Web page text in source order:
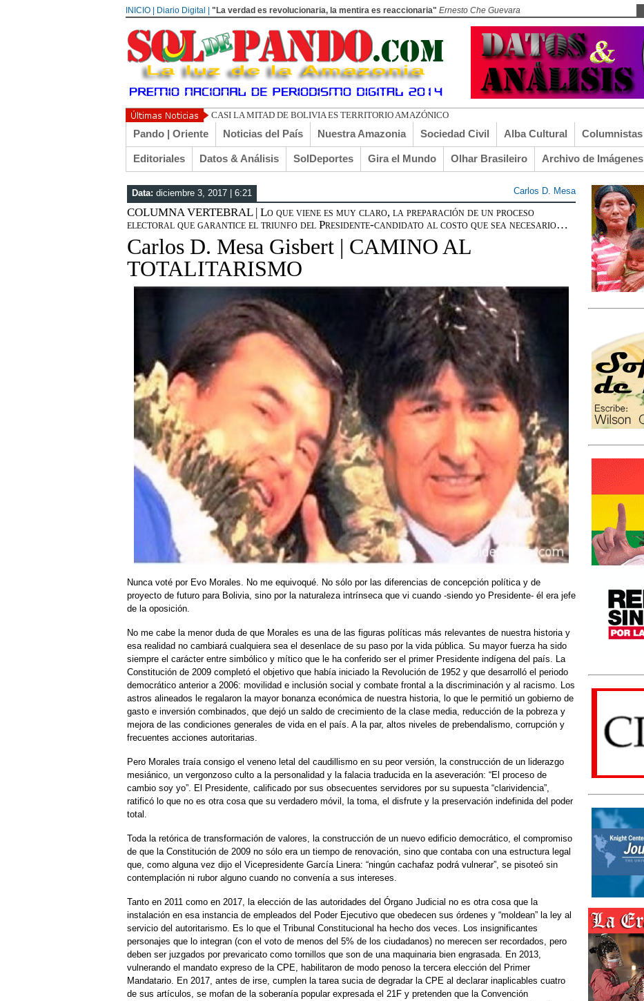
INICIO | Diario Digital | "La verdad es revolucionaria, la mentira es reaccionaria" Ernesto Che Guevara
UN L
Pando | Oriente Noticias del País Nuestra Amazonia Sociedad Civil Alba Cultural Columnistas
Editoriales Datos & Análisis SolDeportes Gira el Mundo Olhar Brasileiro Archivo de Imágenes
Data: diciembre 3, 2017 | 6:21 Carlos D. Mesa
COLUMNA VERTEBRAL | Lo que viene es muy claro, la preparación de un proceso
electoral que garantice el triunfo del Presidente-candidato al costo que sea necesario…
Carlos D. Mesa Gisbert | CAMINO AL
TOTALITARISMO
Nunca voté por Evo Morales. No me equivoqué. No sólo por las diferencias de concepción política y de
proyecto de futuro para Bolivia, sino por la naturaleza intrínseca que vi cuando -siendo yo Presidente- él era jefe
de la oposición.
No me cabe la menor duda de que Morales es una de las figuras políticas más relevantes de nuestra historia y
esa realidad no cambiará cualquiera sea el desenlace de su paso por la vida pública. Su mayor fuerza ha sido
siempre el carácter entre simbólico y mítico que le ha conferido ser el primer Presidente indígena del país. La
Constitución de 2009 completó el objetivo que había iniciado la Revolución de 1952 y que desarrolló el periodo
democrático anterior a 2006: movilidad e inclusión social y combate frontal a la discriminación y al racismo. Los
astros alineados le regalaron la mayor bonanza económica de nuestra historia, lo que le permitió un gobierno de
gasto e inversión combinados, que dejó un saldo de crecimiento de la clase media, reducción de la pobreza y
mejora de las condiciones generales de vida en el país. A la par, altos niveles de prebendalismo, corrupción y
frecuentes acciones autoritarias.
Pero Morales traía consigo el veneno letal del caudillismo en su peor versión, la construcción de un liderazgo
mesiánico, un vergonzoso culto a la personalidad y la falacia traducida en la aseveración: “El proceso de
cambio soy yo”. El Presidente, calificado por sus obsecuentes servidores por su supuesta “clarividencia”,
ratificó lo que no es otra cosa que su verdadero móvil, la toma, el disfrute y la preservación indefinida del poder
total.
Toda la retórica de transformación de valores, la construcción de un nuevo edificio democrático, el compromiso
de que la Constitución de 2009 no sólo era un tiempo de renovación, sino que contaba con una estructura legal
que, como alguna vez dijo el Vicepresidente García Linera: “ningún cachafaz podrá vulnerar”, se pisoteó sin
contemplación ni rubor alguno cuando no convenía a sus intereses.
Tanto en 2011 como en 2017, la elección de las autoridades del Órgano Judicial no es otra cosa que la
instalación en esa instancia de empleados del Poder Ejecutivo que obedecen sus órdenes y “moldean” la ley al
servicio del autoritarismo. Es lo que el Tribunal Constitucional ha hecho dos veces. Los insignificantes
personajes que lo integran (con el voto de menos del 5% de los ciudadanos) no merecen ser recordados, pero
deben ser juzgados por prevaricato como tornillos que son de una maquinaria bien engrasada. En 2013,
vulnerando el mandato expreso de la CPE, habilitaron de modo penoso la tercera elección del Primer
Mandatario. En 2017, antes de irse, cumplen la tarea sucia de degradar la CPE al declarar inaplicables cuatro
de sus artículos, se mofan de la soberanía popular expresada el 21F y pretenden que la Convención